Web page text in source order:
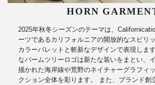
HORN
2025年秋冬シーズンのテーマは、
ーツであるカリフォルニアの開放的なスピリ
カラーパレットと斬新なデザインで表現しま
なパームツリーロゴは新たな装いをまとい、
描かれた海岸線や荒野のネイチャーグラフィ
クション全体を彩ります。 また、ブランド創